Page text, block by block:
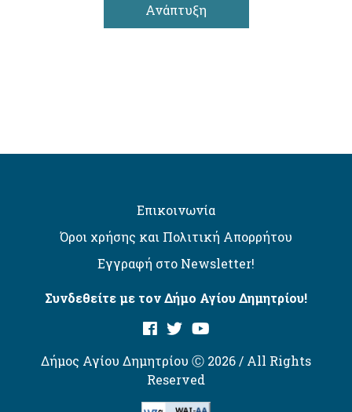
Ανάπτυξη
Επικοινωνία
Όροι χρήσης και Πολιτική Απορρήτου
Εγγραφή στο Newsletter!
Συνδεθείτε με τον Δήμο Αγίου Δημητρίου!
Δήμος Αγίου Δημητρίου Ⓒ 2026 / All Rights
Reserved